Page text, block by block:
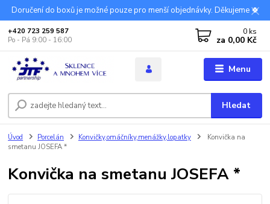
Doručení do boxů je možné pouze pro menší objednávky. Děkujeme 🍀
Menu
Hledat
+420 723 259 587
Po - Pá 9:00 - 16:00
0 ks
za 0,00 Kč
Úvod Porcelán Konvičky,omáčníky,menážky,lopatky
Konvička na
smetanu JOSEFA *
Konvička na smetanu JOSEFA *